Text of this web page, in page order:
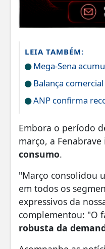
LEIA TAMBÉM:
Mega-Sena
Balança
ANP confirma
Embora o período
março, a
consumo.
"Março consolidou
em todos os
expressivos da
complementou: "O
robusta da